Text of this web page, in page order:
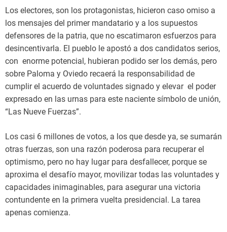
Los electores, son los protagonistas, hicieron caso omiso a
los mensajes del primer mandatario y a los supuestos
defensores de la patria, que no escatimaron esfuerzos para
desincentivarla. El pueblo le apostó a dos candidatos serios,
con enorme potencial, hubieran podido ser los demás, pero
sobre Paloma y Oviedo recaerá la responsabilidad de
cumplir el acuerdo de voluntades signado y elevar el poder
expresado en las urnas para este naciente símbolo de unión,
“Las Nueve Fuerzas”.
Los casi 6 millones de votos, a los que desde ya, se sumarán
otras fuerzas, son una razón poderosa para recuperar el
optimismo, pero no hay lugar para desfallecer, porque se
aproxima el desafío mayor, movilizar todas las voluntades y
capacidades inimaginables, para asegurar una victoria
contundente en la primera vuelta presidencial. La tarea
apenas comienza.